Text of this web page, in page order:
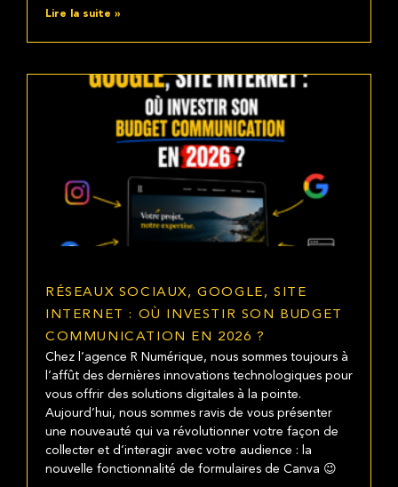
Lire la suite »
RÉSEAUX SOCIAUX, GOOGLE, SITE
INTERNET : OÙ INVESTIR SON BUDGET
COMMUNICATION EN 2026 ?
Chez l’agence R Numérique, nous sommes toujours à
l’affût des dernières innovations technologiques pour
vous offrir des solutions digitales à la pointe.
Aujourd’hui, nous sommes ravis de vous présenter
une nouveauté qui va révolutionner votre façon de
collecter et d’interagir avec votre audience : la
nouvelle fonctionnalité de formulaires de Canva 😉